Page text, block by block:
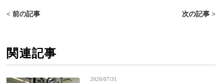
< 前の記事 次の記事 >
関連記事
2026/07/31